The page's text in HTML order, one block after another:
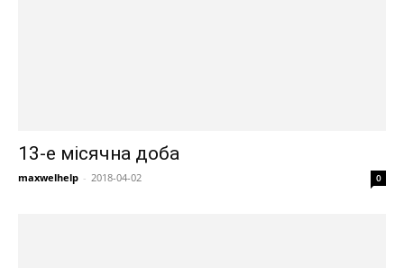
13-е місячна доба
maxwelhelp - 2018-04-02 0